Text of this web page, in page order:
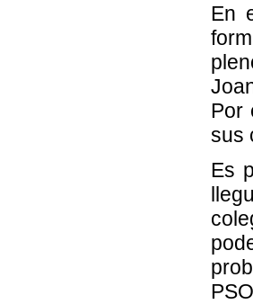
En
Por
sus
Es